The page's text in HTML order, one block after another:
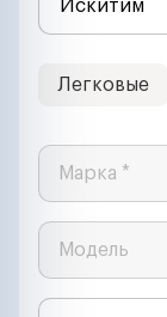
Легковые
Марка *
Модель